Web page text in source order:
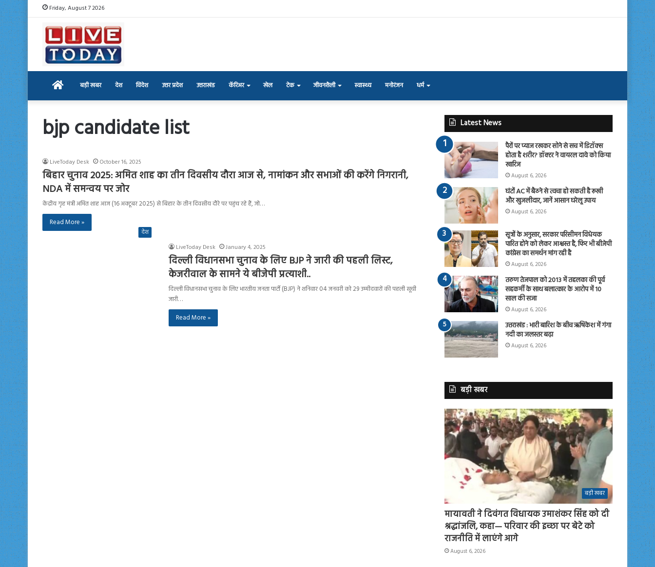
Friday, August 7 2026
Home बड़ी खबर देश विदेश उत्तर प्रदेश उत्तराखंड कॅरिअर खेल टेक जीवनशैली स्वास्थ्य मनोरंजन धर्म
bjp candidate list
LiveToday Desk October 16, 2025
बिहार चुनाव 2025: अमित शाह का तीन दिवसीय दौरा आज से, नामांकन और सभाओं की करेंगे निगरानी,
NDA में समन्वय पर जोर
केंद्रीय गृह मंत्री अमित शाह आज (16 अक्टूबर 2025) से बिहार के तीन दिवसीय दौरे पर पहुंच रहे हैं, जो…
Read More »
देश
LiveToday Desk
January 4, 2025
दिल्ली विधानसभा चुनाव के लिए BJP ने जारी की पहली लिस्ट,
केजरीवाल के सामने ये बीजेपी प्रत्याशी..
दिल्ली विधानसभा चुनाव के लिए भारतीय जनता पार्टी (BJP) ने शनिवार 04 जनवरी को 29 उम्मीदवारों की पहली सूची
जारी…
Read More »
Latest News
पैरों पर प्याज रखकर सोने से सच में डिटॉक्स
होता है शरीर? डॉक्टर ने वायरल दावे को किया
खारिज
August 6, 2026
घंटों AC में बैठने से त्वचा हो सकती है रूखी
और खुजलीदार, जानें आसान घरेलू उपाय
August 6, 2026
सूत्रों के अनुसार, सरकार परिसीमन विधेयक
पारित होने को लेकर आश्वस्त है, फिर भी बीजेपी
कांग्रेस का समर्थन मांग रही है
August 6, 2026
तरुण तेजपाल को 2013 में तहलका की पूर्व
सहकर्मी के साथ बलात्कार के आरोप में 10
साल की सजा
August 6, 2026
उत्तराखंड : भारी बारिश के बीच ऋषिकेश में गंगा
नदी का जलस्तर बढ़ा
August 6, 2026
बड़ी खबर
बड़ी खबर
मायावती ने दिवंगत विधायक उमाशंकर सिंह को दी
श्रद्धांजलि, कहा— परिवार की इच्छा पर बेटे को
राजनीति में लाएंगे आगे
August 6, 2026